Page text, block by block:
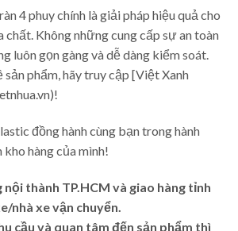
4 phuy chính là giải pháp hiệu quả cho
chất. Không những cung cấp sự an toàn
luôn gọn gàng và dễ dàng kiểm soát.
phẩm, hãy truy cập [Việt Xanh
đồng hành cùng bạn trong hành
hàng của mình!
nội thành TP.HCM và giao hàng tỉnh
nhà xe vận chuyển.
cầu và quan tâm đến sản phẩm thì